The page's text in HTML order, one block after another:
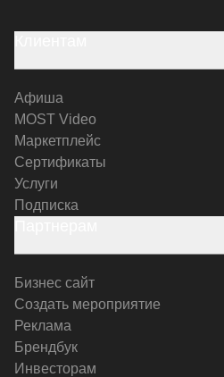
Афиша
MOST Video
Маркетплейс
Сертификаты
Услуги
Подписка
Бизнес сайт
Создать мероприятие
Реклама
Брендбук
Инвесторам